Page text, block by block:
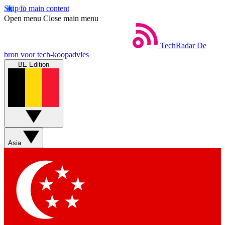
Skip to main content
Open menu Close main menu
TechRadar De
bron voor tech-koopadvies
BE Edition
Asia